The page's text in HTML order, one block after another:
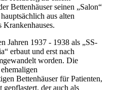
Bettenhäuser seinen
Salon
aus alten
Krankenhauses.
Jahren 1937 - 1938 als
SS-
erbaut und erst nach
worden. Die
Bettenhäuser für Patienten,
der auch als